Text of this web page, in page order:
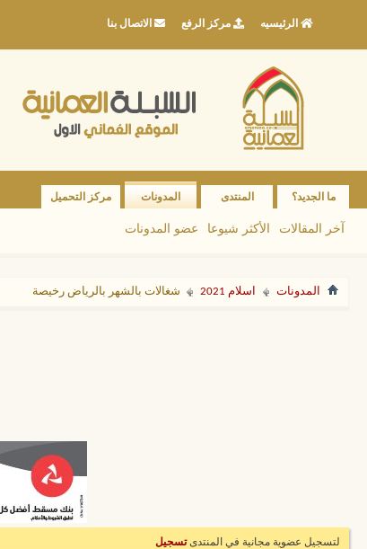
الرئيسيه مركز الرفع الاتصال بنا
ما الجديد؟ المنتدى المدونات
آخر المقالات الأكثر شيوعا عضو المدونات
مركز التحميل
المدونات اسلام 2021 شغالات بالشهر بالرياض رخيصة
لتسجيل عضوية مجانية في المنتدىتسجيل